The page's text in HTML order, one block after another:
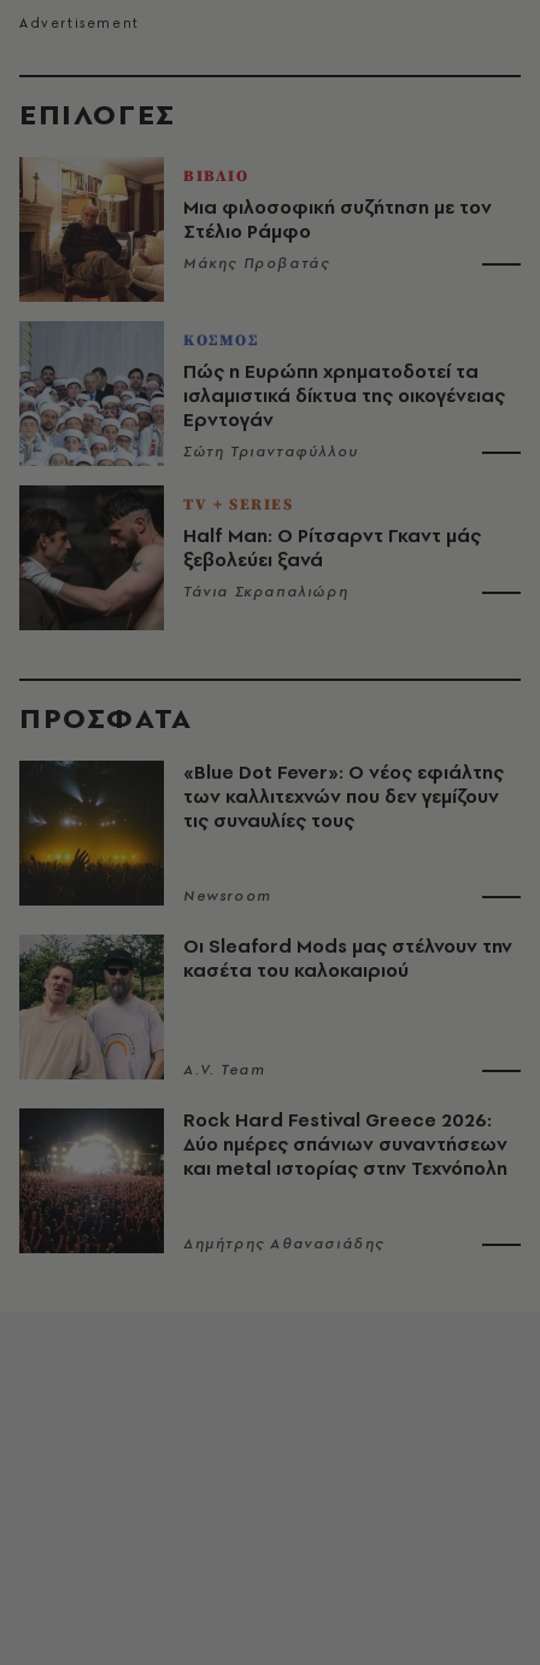
EΠΙΛΟΓΈΣ
ΒΙΒΛΙΟ
Μια φιλοσοφική συζήτηση με τον
Στέλιο Ράμφο
Μάκης Προβατάς
ΚΟΣΜΟΣ
Πώς η Ευρώπη χρηματοδοτεί τα
ισλαμιστικά δίκτυα της οικογένειας
Ερντογάν
Σώτη Τριανταφύλλου
TV + SERIES
Half Man: Ο Ρίτσαρντ Γκαντ μάς
ξεβολεύει ξανά
Τάνια Σκραπαλιώρη
ΠΡΟΣΦΑΤΑ
«Blue Dot Fever»: Ο νέος εφιάλτης
των καλλιτεχνών που δεν γεμίζουν
τις συναυλίες τους
Newsroom
Οι Sleaford Mods μας στέλνουν την
κασέτα του καλοκαιριού
A.V. Team
Rock Hard Festival Greece 2026:
Δύο ημέρες σπάνιων συναντήσεων
και metal ιστορίας στην Τεχνόπολη
Δημήτρης Αθανασιάδης